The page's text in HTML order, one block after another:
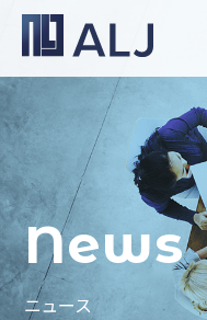
News
ニュース